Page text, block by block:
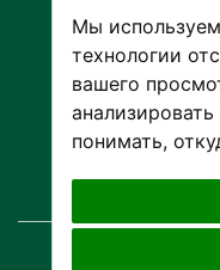
Мы
технологии
вашего
понимать,